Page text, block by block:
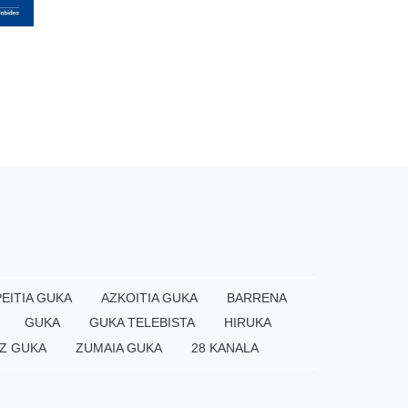
GUKA AZKOITIA GUKA
BARRENA
GUKA GUKA TELEBISTA
HIRUKA
GUKA ZUMAIA GUKA 28 KANALA